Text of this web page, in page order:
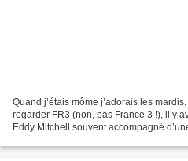
Quand j’étais môme j’adorais les
regarder FR3 (non, pas France 3 !), il y
Eddy Mitchell souvent accompagné